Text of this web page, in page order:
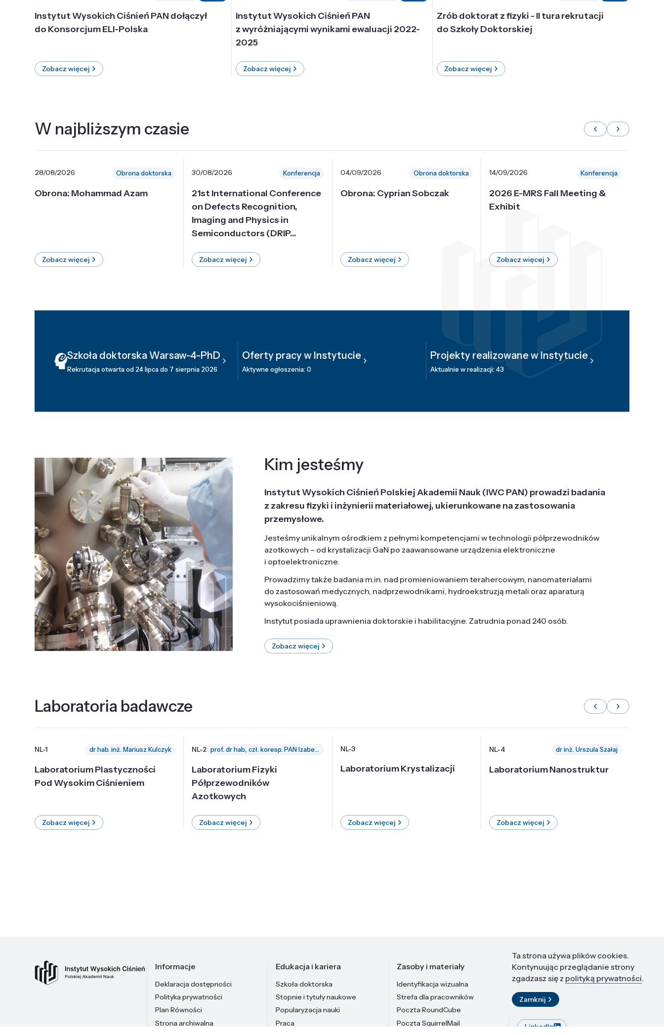
Instytut Wysokich Ciśnień PAN dołączył
do Konsorcjum ELI-Polska
Zobacz więcej
Instytut Wysokich Ciśnień PAN
z wyróżniającymi wynikami ewaluacji 2022-
2025
Zobacz więcej
Zrób doktorat z fizyki - II tura rekrutacji
do Szkoły Doktorskiej
Zobacz więcej
W najbliższym czasie
28/08/2026 Obrona doktorska
Obrona: Mohammad Azam
Zobacz więcej
30/08/2026 Konferencja
21st International Conference
on Defects Recognition,
Imaging and Physics in
Semiconductors (DRIP...
Zobacz więcej
04/09/2026 Obrona doktorska
Obrona: Cyprian Sobczak
Zobacz więcej
14/09/2026 Konferencja
2026 E-MRS Fall Meeting &
Exhibit
Zobacz więcej
Szkoła doktorska Warsaw-4-PhD
Rekrutacja otwarta od 24 lipca do 7 sierpnia 2026
Oferty pracy w Instytucie
Aktywne ogłoszenia: 0
Projekty realizowane w Instytucie
Aktualnie w realizacji: 43
Kim jesteśmy
Instytut Wysokich Ciśnień Polskiej Akademii Nauk (IWC PAN) prowadzi badania
z zakresu fizyki i inżynierii materiałowej, ukierunkowane na zastosowania
przemysłowe.
Jesteśmy unikalnym ośrodkiem z pełnymi kompetencjami w technologii półprzewodników
azotkowych – od krystalizacji GaN po zaawansowane urządzenia elektroniczne
i optoelektroniczne.
Prowadzimy także badania m.in. nad promieniowaniem terahercowym, nanomateriałami
do zastosowań medycznych, nadprzewodnikami, hydroekstruzją metali oraz aparaturą
wysokociśnieniową.
Instytut posiada uprawnienia doktorskie i habilitacyjne. Zatrudnia ponad 240 osób.
Zobacz więcej
Laboratoria badawcze
NL-1 dr hab. inż. Mariusz Kulczyk
Laboratorium Plastyczności
Pod Wysokim Ciśnieniem
Zobacz więcej
NL-2 prof. dr hab., czł. koresp. PAN Izabella Grzegory
Laboratorium Fizyki
Półprzewodników
Azotkowych
Zobacz więcej
NL-3
Laboratorium Krystalizacji
Zobacz więcej
NL-4 dr inż. Urszula Szałaj
Laboratorium Nanostruktur
Zobacz więcej
Informacje
Deklaracja dostępności
Polityka prywatności
Plan Równości
Strona archiwalna
Edukacja i kariera
Szkoła doktorska
Stopnie i tytuły naukowe
Popularyzacja nauki
Praca
Zasoby i materiały
Identyfikacja wizualna
Strefa dla pracowników
Poczta RoundCube
Poczta SquirrelMail
Kontakt
Instytut Wysokich Ciśnień PAN
ul. Sokołowska 29/37
01-142 Warszawa
LinkedIn
Ta strona używa plików cookies.
Kontynuując przeglądanie strony
zgadzasz się z polityką prywatności.
Zamknij